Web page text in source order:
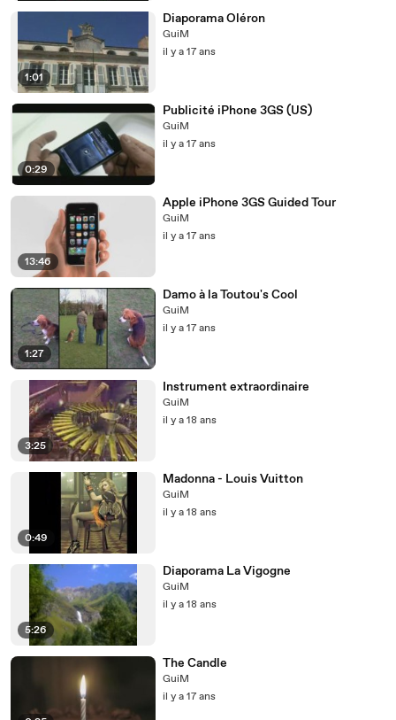
1:01
Diaporama Oléron
GuiM
il y a 17 ans
0:29
Publicité iPhone 3GS (US)
GuiM
il y a 17 ans
13:46
Apple iPhone 3GS Guided Tour
GuiM
il y a 17 ans
1:27
Damo à la Toutou's Cool
GuiM
il y a 17 ans
3:25
Instrument extraordinaire
GuiM
il y a 18 ans
0:49
Madonna - Louis Vuitton
GuiM
il y a 18 ans
5:26
Diaporama La Vigogne
GuiM
il y a 18 ans
The Candle
GuiM
il y a 17 ans